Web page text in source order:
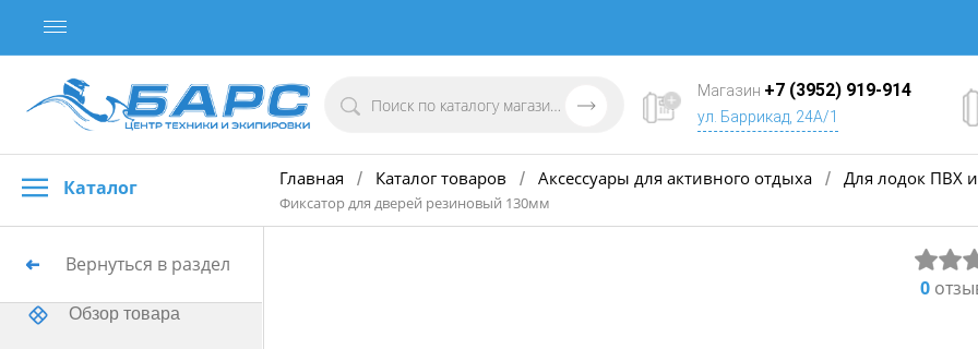
Магазин +7 (3952) 919-914
ул. Баррикад, 24А/1
Каталог Главная / Каталог товаров / Аксессуары для активного отдыха / Для лодок ПВХ
Фиксатор для дверей резиновый 130мм
Вернуться в раздел
Обзор товара
0